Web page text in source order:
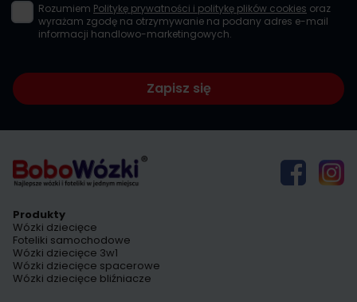
Rozumiem Politykę prywatności i politykę plików cookies oraz
wyrażam zgodę na otrzymywanie na podany adres e-mail
informacji handlowo-marketingowych.
Zapisz się
Produkty
Wózki dziecięce
Foteliki samochodowe
Wózki dziecięce 3w1
Wózki dziecięce spacerowe
Wózki dziecięce bliźniacze